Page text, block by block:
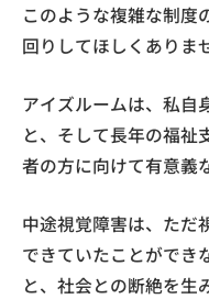
このような複雑な制度
回りしてほしくありま
アイズルームは、私自
と、そして長年の福祉
者の方に向けて有意義
中途視覚障害は、ただ
できていたことができ
と、社会との断絶を生